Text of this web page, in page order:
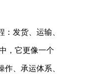
发货、运输、
，它更像一个
、承运体系、